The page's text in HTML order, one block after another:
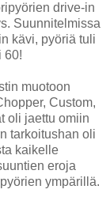
drive-in
Suunnitelmissa
kävi, pyöriä tuli
60!
muotoon
Custom,
oli jaettu omiin
tarkoitushan oli
kaikelle
eroja
ympärillä.